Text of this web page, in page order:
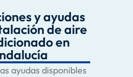
y ayudas
de aire
en
ayudas disponibles